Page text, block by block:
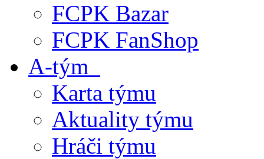
FCPK Bazar
FCPK FanShop
A-tým
Karta týmu
Aktuality týmu
Hráči týmu